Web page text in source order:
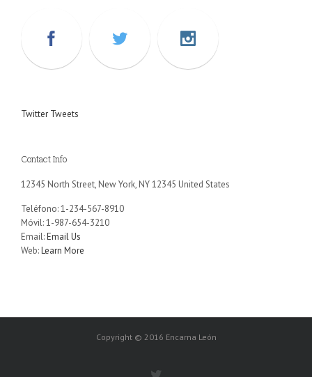
Twitter Tweets
Contact Info
12345 North Street, New York, NY 12345 United States
Teléfono: 1-234-567-8910
Móvil: 1-987-654-3210
Email:Email Us
Web:Learn More
Copyright © 2016 Encarna León